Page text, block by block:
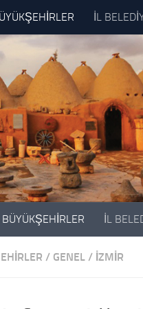
İL
BÜYÜKŞEHİRLER İL
/ GENEL / İZMIR